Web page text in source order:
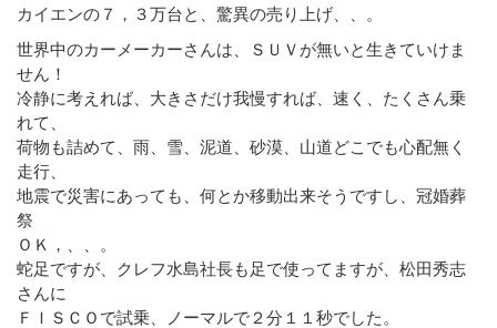
カイエンの７，３万台と、驚異の売り上げ、、。
世界中のカーメーカーさんは、ＳＵＶが無いと生きていけま
せん！
冷静に考えれば、大きさだけ我慢すれば、速く、たくさん乗
れて、
荷物も詰めて、雨、雪、泥道、砂漠、山道どこでも心配無く
走行、
地震で災害にあっても、何とか移動出来そうですし、冠婚葬
祭
ＯＫ，、、。
蛇足ですが、クレフ水島社長も足で使ってますが、松田秀志
さんに
ＦＩＳＣＯで試乗、ノーマルで２分１１秒でした。